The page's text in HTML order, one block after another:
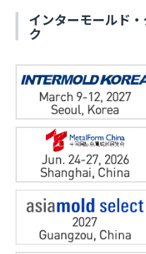
インターモールド
ク